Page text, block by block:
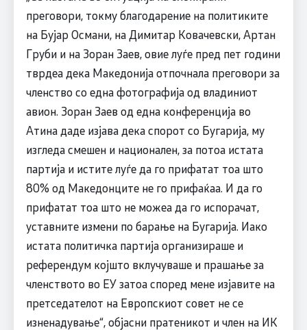
преговори, токму благодарение на политиките
на Бујар Османи, на Димитар Ковачевски, Артан
Груби и на Зоран Заев, овие луѓе пред пет години
тврдеа дека Македонија отпочнала преговори за
членство со една фотографија од владиниот
авион. Зоран Заев од една конференција во
Атина даде изјава дека спорот со Бугарија, му
изгледа смешен и национален, за потоа истата
партија и истите луѓе да го прифатат тоа што
80% од Македонците не го прифаќаа. И да го
прифатат тоа што не можеа да го испорачат,
уставните измени по барање на Бугарија. Иако
истата политичка партија организираше и
референдум којшто вклучуваше и прашање за
членството во ЕУ затоа според мене изјавите на
претседателот на Европскиот совет не се
изненадување“, објасни пратеникот и член на ИК